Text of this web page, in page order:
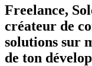
Freelance,
créateur de
solutions sur
de ton